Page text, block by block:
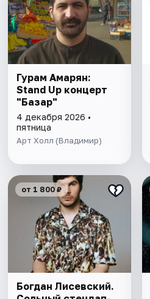
Гурам Амарян:
Stand Up концерт
"Базар"
4 декабря 2026 •
пятница
Арт Холл (Владимир)
от 1 800 ₽
Богдан Лисевский.